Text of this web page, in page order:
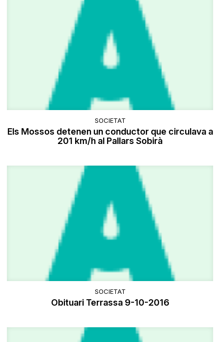
SOCIETAT
Els Mossos detenen un conductor que circulava a
201 km/h al Pallars Sobirà
SOCIETAT
Obituari Terrassa 9-10-2016